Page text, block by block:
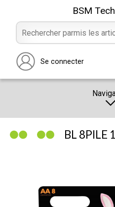
BSM
Se connecter
BL 8PILE